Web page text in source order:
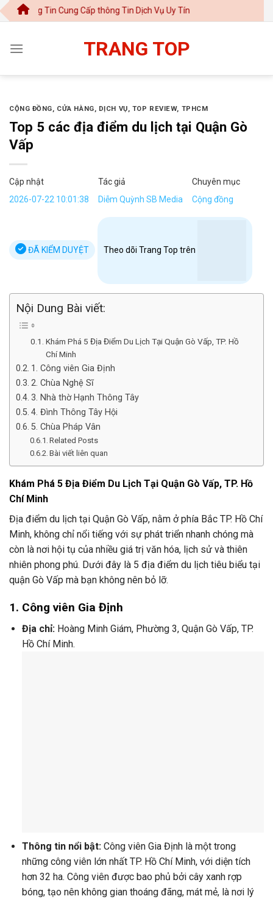
Chuyển
đến
dung
Tin Cung Cấp thông Tin Dịch Vụ Uy Tín
TRANG TOP
CỘNG ĐỒNG, CỬA HÀNG, DỊCH VỤ, TOP REVIEW, TPHCM
Top 5 các địa điểm du lịch tại Quận Gò
Vấp
Cập nhật
2026-07-22 10:01:38
Tác giả
Diễm Quỳnh SB Media
Chuyên mục
Cộng đồng
ĐÃ KIỂM DUYỆT Theo dõi Trang Top trên
Nội Dung Bài viết:
Khám Phá 5 Địa Điểm Du Lịch Tại Quận Gò Vấp, TP. Hồ
Chí Minh
1. Công viên Gia Định
2. Chùa Nghệ Sĩ
3. Nhà thờ Hạnh Thông Tây
4. Đình Thông Tây Hội
5. Chùa Pháp Vân
Related Posts
Bài viết liên quan
Khám Phá 5 Địa Điểm Du Lịch Tại Quận Gò Vấp, TP. Hồ
Chí Minh
Địa điểm du lịch tại Quận Gò Vấp, nằm ở phía Bắc TP. Hồ Chí
Minh, không chỉ nổi tiếng với sự phát triển nhanh chóng mà
còn là nơi hội tụ của nhiều giá trị văn hóa, lịch sử và thiên
nhiên phong phú. Dưới đây là 5 địa điểm du lịch tiêu biểu tại
quận Gò Vấp mà bạn không nên bỏ lỡ.
1. Công viên Gia Định
Địa chỉ:Hoàng Minh Giám, Phường 3, Quận Gò Vấp, TP.
Hồ Chí Minh.
Thông tin nổi bật:Công viên Gia Định là một trong
những công viên lớn nhất TP. Hồ Chí Minh, với diện tích
hơn 32 ha. Công viên được bao phủ bởi cây xanh rợp
bóng, tạo nên không gian thoáng đãng, mát mẻ, là nơi lý